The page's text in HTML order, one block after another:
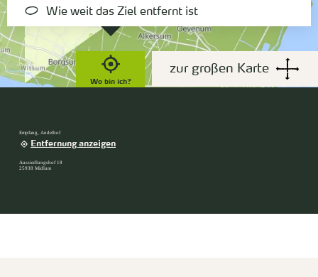
Wo bin ich?
Wie weit das Ziel entfernt ist
zur großen Karte
Empfang, Andelhof
Entfernung anzeigen
Aussiedlungshof 18
25938 Midlum